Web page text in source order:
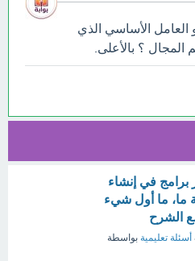
الأساسي الذي
المجال ؟ بالأعلى.
في إنشاء
ما، ما أول شيء
الشرح
أسئلة تعليمية بواسطة